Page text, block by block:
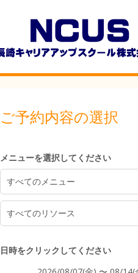
ご予約内容の選択
メニューを選択してください
すべてのメニュー
すべてのリソース
日時をクリックしてください
7:00
8:00